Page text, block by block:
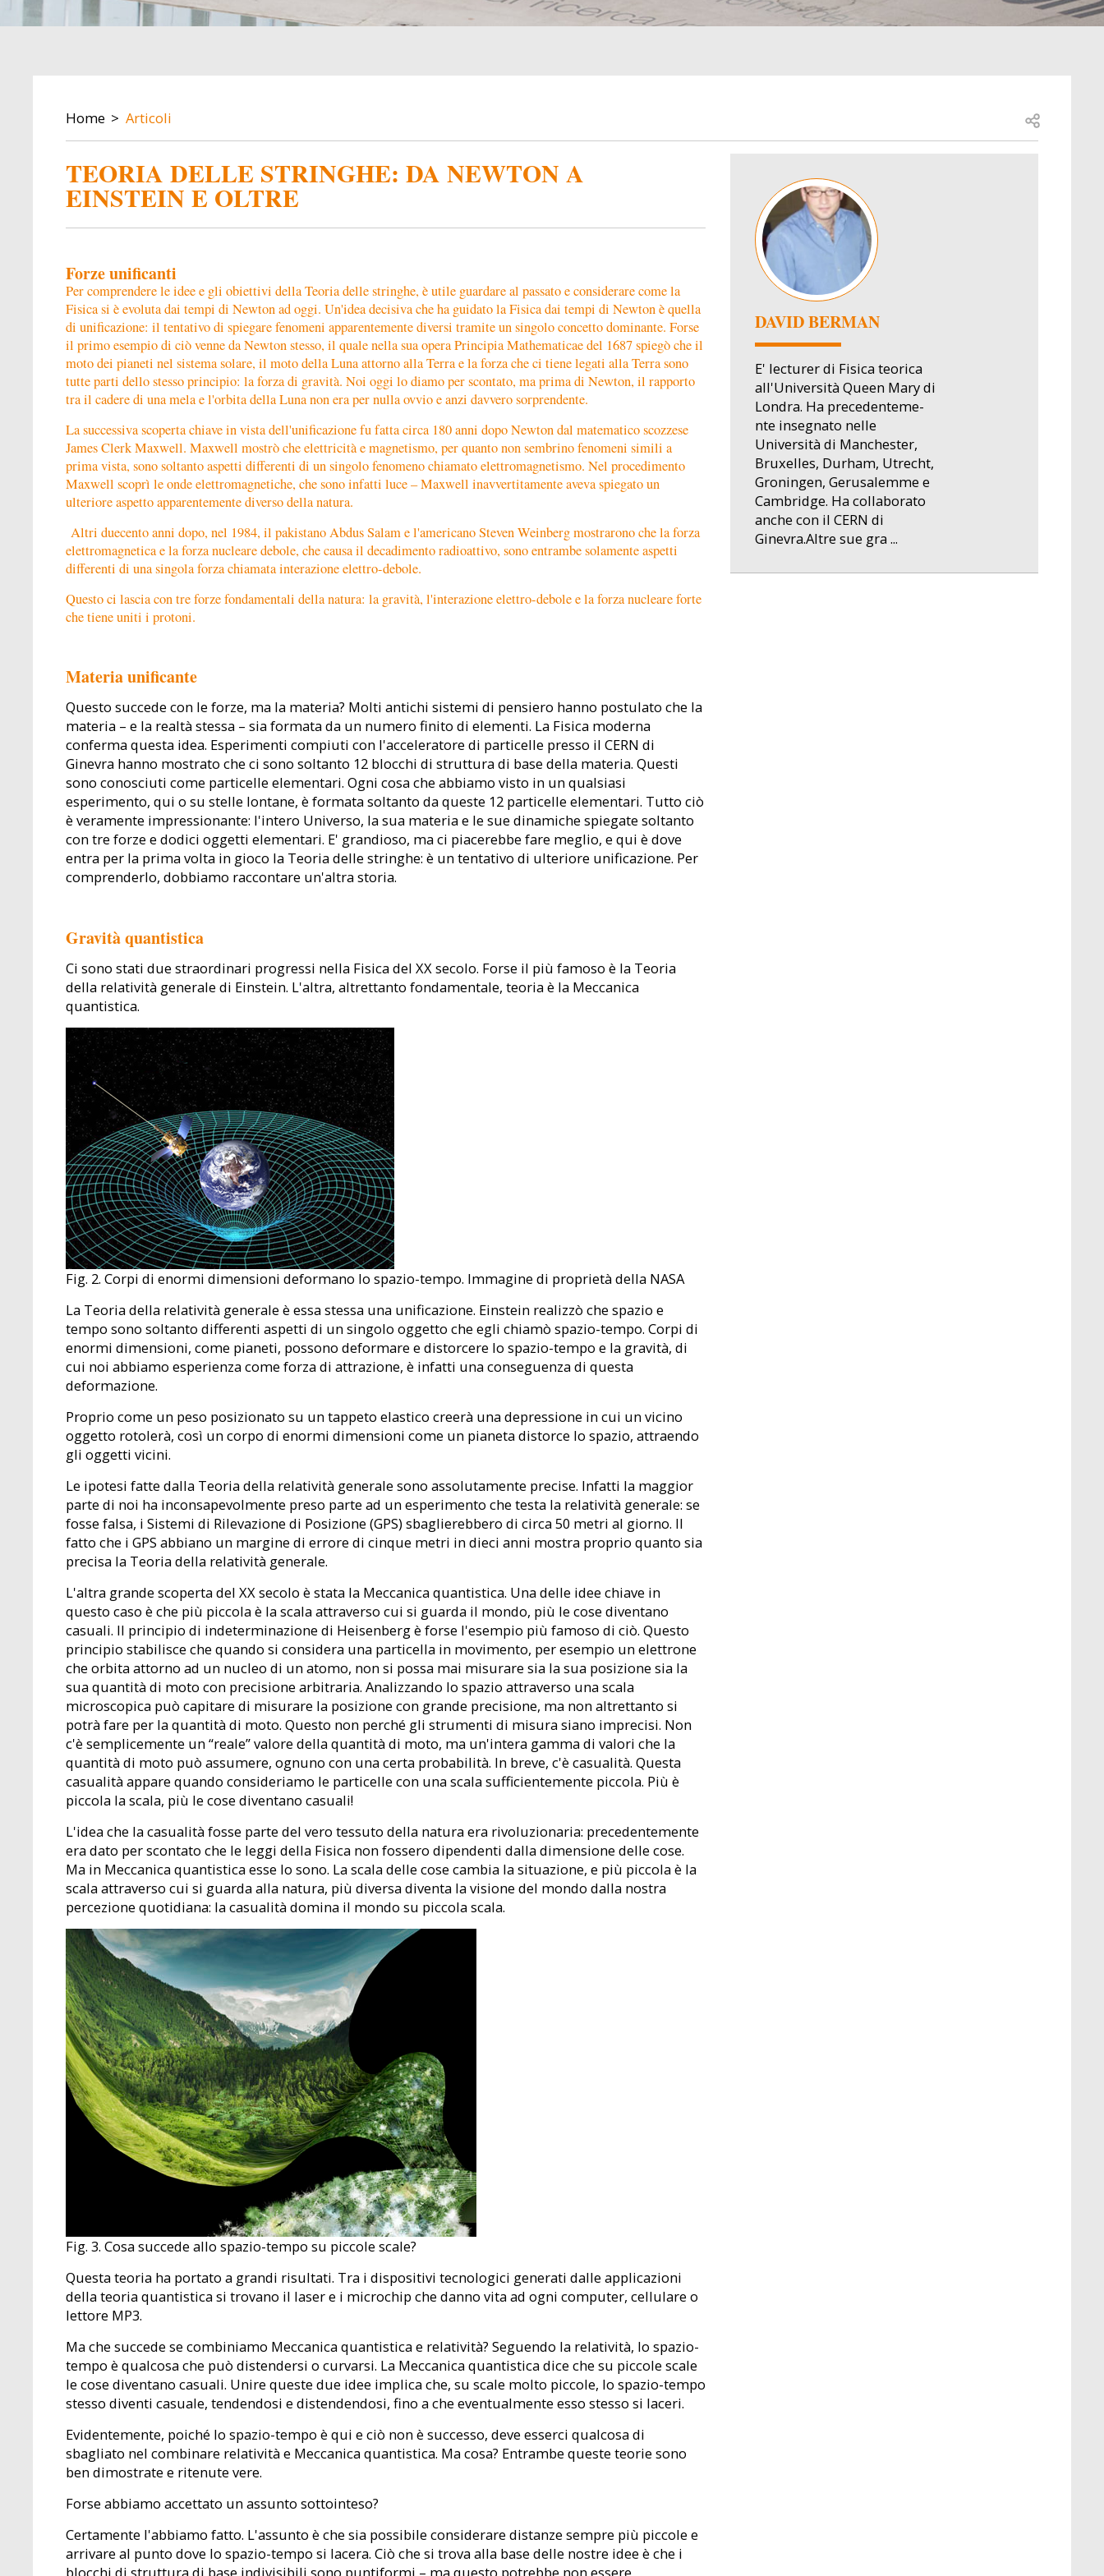
BREADCRUMB
Home Articoli Open share
TEORIA DELLE STRINGHE: DA NEWTON A
EINSTEIN E OLTRE
Forze unificanti
Per comprendere le idee e gli obiettivi della Teoria delle stringhe, è utile guardare al passato e considerare come la
Fisica si è evoluta dai tempi di Newton ad oggi. Un'idea decisiva che ha guidato la Fisica dai tempi di Newton è quella
di unificazione: il tentativo di spiegare fenomeni apparentemente diversi tramite un singolo concetto dominante. Forse
il primo esempio di ciò venne da Newton stesso, il quale nella sua opera Principia Mathematicae del 1687 spiegò che il
moto dei pianeti nel sistema solare, il moto della Luna attorno alla Terra e la forza che ci tiene legati alla Terra sono
tutte parti dello stesso principio: la forza di gravità. Noi oggi lo diamo per scontato, ma prima di Newton, il rapporto
tra il cadere di una mela e l'orbita della Luna non era per nulla ovvio e anzi davvero sorprendente.
La successiva scoperta chiave in vista dell'unificazione fu fatta circa 180 anni dopo Newton dal matematico scozzese
James Clerk Maxwell. Maxwell mostrò che elettricità e magnetismo, per quanto non sembrino fenomeni simili a
prima vista, sono soltanto aspetti differenti di un singolo fenomeno chiamato elettromagnetismo. Nel procedimento
Maxwell scoprì le onde elettromagnetiche, che sono infatti luce – Maxwell inavvertitamente aveva spiegato un
ulteriore aspetto apparentemente diverso della natura.
Altri duecento anni dopo, nel 1984, il pakistano Abdus Salam e l'americano Steven Weinberg mostrarono che la forza
elettromagnetica e la forza nucleare debole, che causa il decadimento radioattivo, sono entrambe solamente aspetti
differenti di una singola forza chiamata interazione elettro-debole.
Questo ci lascia con tre forze fondamentali della natura: la gravità, l'interazione elettro-debole e la forza nucleare forte
che tiene uniti i protoni.
Materia unificante
Questo succede con le forze, ma la materia? Molti antichi sistemi di pensiero hanno postulato che la
materia – e la realtà stessa – sia formata da un numero finito di elementi. La Fisica moderna
conferma questa idea. Esperimenti compiuti con l'acceleratore di particelle presso il CERN di
Ginevra hanno mostrato che ci sono soltanto 12 blocchi di struttura di base della materia. Questi
sono conosciuti come particelle elementari. Ogni cosa che abbiamo visto in un qualsiasi
esperimento, qui o su stelle lontane, è formata soltanto da queste 12 particelle elementari. Tutto ciò
è veramente impressionante: l'intero Universo, la sua materia e le sue dinamiche spiegate soltanto
con tre forze e dodici oggetti elementari. E' grandioso, ma ci piacerebbe fare meglio, e qui è dove
entra per la prima volta in gioco la Teoria delle stringhe: è un tentativo di ulteriore unificazione. Per
comprenderlo, dobbiamo raccontare un'altra storia.
Gravità quantistica
Ci sono stati due straordinari progressi nella Fisica del XX secolo. Forse il più famoso è la Teoria
della relatività generale di Einstein. L'altra, altrettanto fondamentale, teoria è la Meccanica
quantistica.
Fig. 2. Corpi di enormi dimensioni deformano lo spazio-tempo. Immagine di proprietà della NASA
La Teoria della relatività generale è essa stessa una unificazione. Einstein realizzò che spazio e
tempo sono soltanto differenti aspetti di un singolo oggetto che egli chiamò spazio-tempo. Corpi di
enormi dimensioni, come pianeti, possono deformare e distorcere lo spazio-tempo e la gravità, di
cui noi abbiamo esperienza come forza di attrazione, è infatti una conseguenza di questa
deformazione.
Proprio come un peso posizionato su un tappeto elastico creerà una depressione in cui un vicino
oggetto rotolerà, così un corpo di enormi dimensioni come un pianeta distorce lo spazio, attraendo
gli oggetti vicini.
Le ipotesi fatte dalla Teoria della relatività generale sono assolutamente precise. Infatti la maggior
parte di noi ha inconsapevolmente preso parte ad un esperimento che testa la relatività generale: se
fosse falsa, i Sistemi di Rilevazione di Posizione (GPS) sbaglierebbero di circa 50 metri al giorno. Il
fatto che i GPS abbiano un margine di errore di cinque metri in dieci anni mostra proprio quanto sia
precisa la Teoria della relatività generale.
L'altra grande scoperta del XX secolo è stata la Meccanica quantistica. Una delle idee chiave in
questo caso è che più piccola è la scala attraverso cui si guarda il mondo, più le cose diventano
casuali. Il principio di indeterminazione di Heisenberg è forse l'esempio più famoso di ciò. Questo
principio stabilisce che quando si considera una particella in movimento, per esempio un elettrone
che orbita attorno ad un nucleo di un atomo, non si possa mai misurare sia la sua posizione sia la
sua quantità di moto con precisione arbitraria. Analizzando lo spazio attraverso una scala
microscopica può capitare di misurare la posizione con grande precisione, ma non altrettanto si
potrà fare per la quantità di moto. Questo non perché gli strumenti di misura siano imprecisi. Non
c'è semplicemente un “reale” valore della quantità di moto, ma un'intera gamma di valori che la
quantità di moto può assumere, ognuno con una certa probabilità. In breve, c'è casualità. Questa
casualità appare quando consideriamo le particelle con una scala sufficientemente piccola. Più è
piccola la scala, più le cose diventano casuali!
L'idea che la casualità fosse parte del vero tessuto della natura era rivoluzionaria: precedentemente
era dato per scontato che le leggi della Fisica non fossero dipendenti dalla dimensione delle cose.
Ma in Meccanica quantistica esse lo sono. La scala delle cose cambia la situazione, e più piccola è la
scala attraverso cui si guarda alla natura, più diversa diventa la visione del mondo dalla nostra
percezione quotidiana: la casualità domina il mondo su piccola scala.
Fig. 3. Cosa succede allo spazio-tempo su piccole scale?
Questa teoria ha portato a grandi risultati. Tra i dispositivi tecnologici generati dalle applicazioni
della teoria quantistica si trovano il laser e i microchip che danno vita ad ogni computer, cellulare o
lettore MP3.
Ma che succede se combiniamo Meccanica quantistica e relatività? Seguendo la relatività, lo spazio-
tempo è qualcosa che può distendersi o curvarsi. La Meccanica quantistica dice che su piccole scale
le cose diventano casuali. Unire queste due idee implica che, su scale molto piccole, lo spazio-tempo
stesso diventi casuale, tendendosi e distendendosi, fino a che eventualmente esso stesso si laceri.
Evidentemente, poiché lo spazio-tempo è qui e ciò non è successo, deve esserci qualcosa di
sbagliato nel combinare relatività e Meccanica quantistica. Ma cosa? Entrambe queste teorie sono
ben dimostrate e ritenute vere.
Forse abbiamo accettato un assunto sottointeso?
Certamente l'abbiamo fatto. L'assunto è che sia possibile considerare distanze sempre più piccole e
arrivare al punto dove lo spazio-tempo si lacera. Ciò che si trova alla base delle nostre idee è che i
Image
DAVID BERMAN
E' lecturer di Fisica teorica
all'Università Queen Mary di
Londra. Ha precedenteme-
nte insegnato nelle
Università di Manchester,
Bruxelles, Durham, Utrecht,
Groningen, Gerusalemme e
Cambridge. Ha collaborato
anche con il CERN di
Ginevra.Altre sue gra ...